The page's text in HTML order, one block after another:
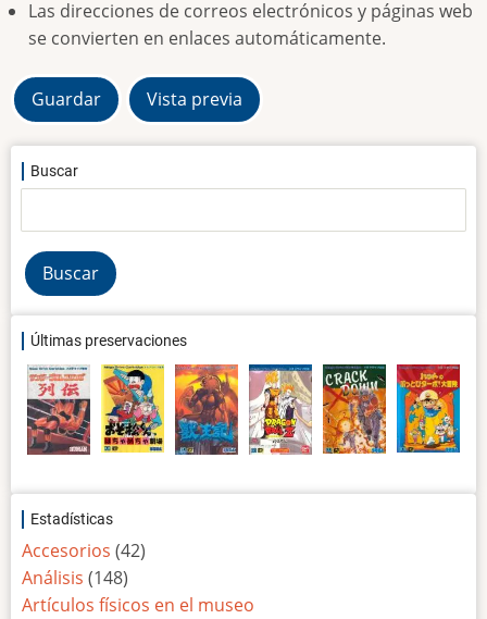
Las direcciones de correos electrónicos y páginas web
se convierten en enlaces automáticamente.
Buscar
Últimas preservaciones
Estadísticas
Accesorios (42)
Análisis (148)
Artículos físicos en el museo